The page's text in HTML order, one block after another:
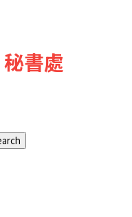
秘書處